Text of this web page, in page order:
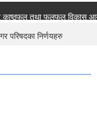
काष्ठफल तथा फलफूल विकास
परिषदका निर्णयहरु